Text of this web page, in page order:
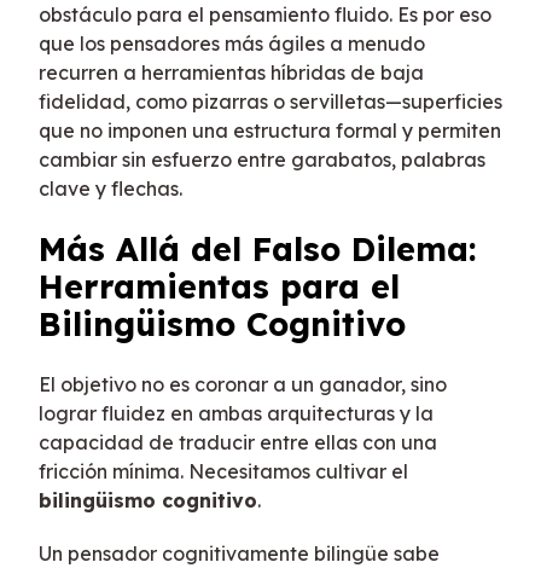
obstáculo para el pensamiento fluido. Es por eso
que los pensadores más ágiles a menudo
recurren a herramientas híbridas de baja
fidelidad, como pizarras o servilletas—superficies
que no imponen una estructura formal y permiten
cambiar sin esfuerzo entre garabatos, palabras
clave y flechas.
Más Allá del Falso Dilema:
Herramientas para el
Bilingüismo Cognitivo
El objetivo no es coronar a un ganador, sino
lograr fluidez en ambas arquitecturas y la
capacidad de traducir entre ellas con una
fricción mínima. Necesitamos cultivar el
bilingüismo cognitivo.
Un pensador cognitivamente bilingüe sabe